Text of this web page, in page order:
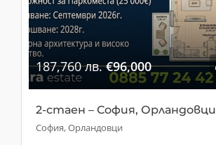
187,760 лв.€96,000
2-стаен – София, Орландовци
София, Орландовци